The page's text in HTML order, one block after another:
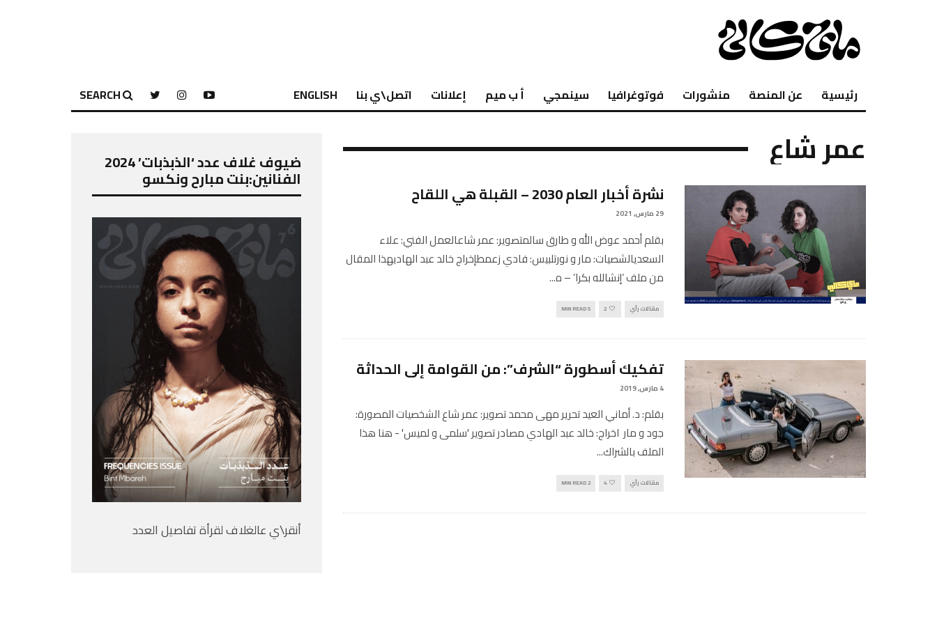
رئيسية عن المنصة منشورات فوتوغرافيا سينمجي أ ب ميم إعلانات اتصل\ي بنا ENGLISH
SEARCH
عمر شاع
نشرة أخبار العام 2030 – القبلة هي اللقاح
29 مارس, 2021
بقلم أحمد عوض الله و طارق سالمتصوير: عمر شاعالعمل الفني: علاء
السعديالشصيات: مار و نورتلبيس: فادي زعمطإخراج خالد عبد الهاديهذا المقال
من ملف ‘إنشالله بكرا’ – ه...
مقالات رأي 2
5 MIN READ
تفكيك أسطورة “الشرف”: من القوامة إلى الحداثة
4 مارس, 2019
بقلم: د. أماني العيد تحرير مهى محمد تصوير: عمر شاع الشخصيات المصورة:
جود و مار اخراج: خالد عبد الهادي مصادر تصوير 'سلمى و لميس' - هنا هذا
الملف بالشراك...
مقالات رأي 4
2 MIN READ
ضيوف غلاف عدد ‘الذبذبات’ 2024
الفنانين:بنت مبارح ونكسو
أنقر\ي عالغلاف لقرأة تفاصيل العدد